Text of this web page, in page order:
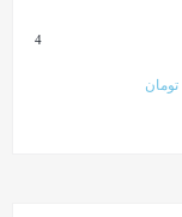
4
تومان